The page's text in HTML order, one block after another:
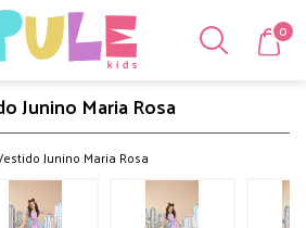
0
Junino Maria Rosa